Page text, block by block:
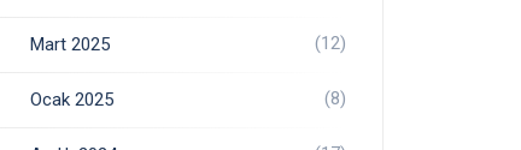
Mart 2025 (12)
Ocak 2025 (8)